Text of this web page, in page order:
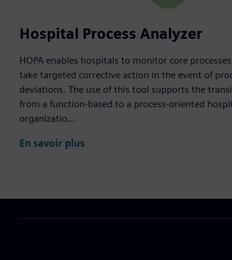
Hospital Process Analyzer
HOPA enables hospitals to monitor core
take targeted corrective action in the event of
deviations. The use of this tool supports the
from a function-based to a process-oriented
organizatio...
En savoir plus